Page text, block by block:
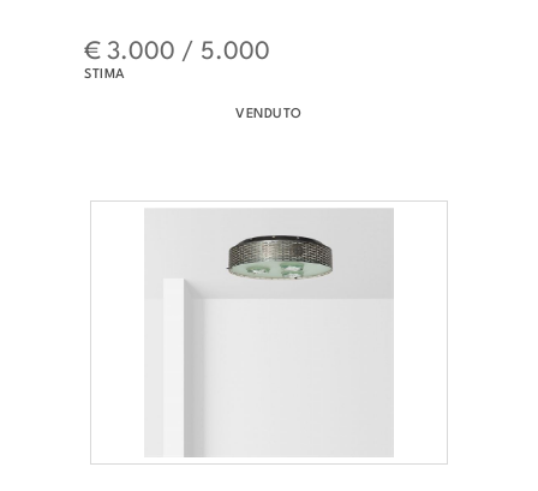
€ 3.000 / 5.000
STIMA
VENDUTO